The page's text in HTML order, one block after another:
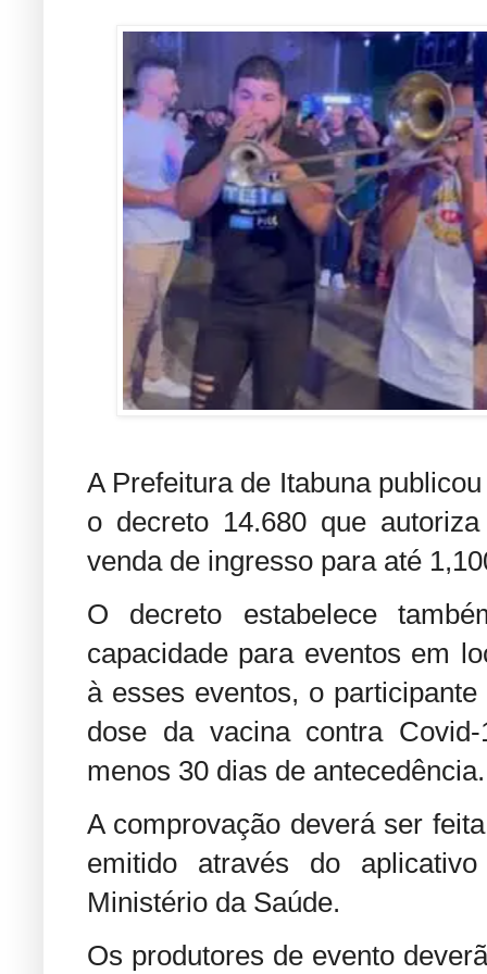
A Prefeitura de Itabuna
o decreto 14.680 que
venda de ingresso para até
O decreto estabelece
capacidade para eventos em
à esses eventos, o
dose da vacina contra
menos 30 dias de antecedência.
A comprovação deverá ser
emitido através do
Ministério da Saúde.
Os produtores de evento